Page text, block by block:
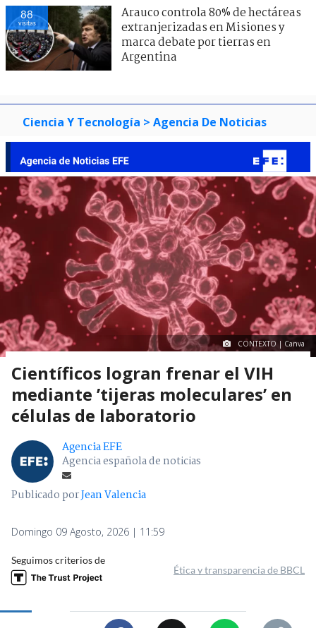
88
visitas
Arauco controla 80% de hectáreas
extranjerizadas en Misiones y
marca debate por tierras en
Argentina
Ciencia Y Tecnología > Agencia De Noticias
CONTEXTO | Canva
Científicos logran frenar el VIH
mediante ’tijeras moleculares’ en
células de laboratorio
Agencia EFE
Agencia española de noticias
Publicado porJean Valencia
Domingo 09 Agosto, 2026 | 11:59
Seguimos criterios de
Ética y transparencia de BBCL